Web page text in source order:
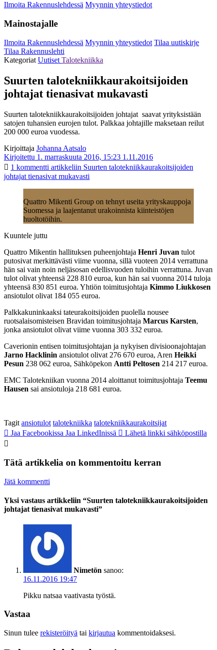
Ilmoita Rakennuslehdessä Myynnin yhteystiedot
Mainostajalle
Ilmoita Rakennuslehdessä Myynnin yhteystiedot Tilaa uutiskirje
Tilaa Rakennuslehti
Kategoriat Uutiset Talotekniikka
Suurten talotekniikkaurakoitsijoiden
johtajat tienasivat mukavasti
Suurten talotekniikkaurakoitsijoiden johtajat saavat yrityksistään
satojen tuhansien eurojen tulot. Palkkaa johtajille maksetaan reilut
200 000 euroa vuodessa.
Kirjoittaja Johanna Aatsalo
Kirjoitettu 1. marraskuuta 2016, 15:23 1.11.2016
1 kommentti artikkeliin Suurten talotekniikkaurakoitsijoiden
johtajat tienasivat mukavasti
Quattro Mikenti Group on tehnyt useita yrityskauppoja
Suomessa ja laajentanut urakoinnista kiinteistöjen
huoltotöihin.
Kuuntele juttu
Quattro Mikentin hallituksen puheenjohtaja Henri Juvan tulot
putosivat merkittävästi viime vuonna, sillä vuoteen 2014 verrattuna
hän sai vain noin neljäsosan edellisvuoden tuloihin verrattuna. Juvan
tulot olivat yhteensä 228 810 euroa, kun hän sai vuonna 2014 tuloja
yhteensä 830 851 euroa. Yhtiön toimitusjohtaja Kimmo Liukkosen
ansiotulot olivat 184 055 euroa.
Palkkakuninkaaksi tateurakoitsijoiden puolella nousee
ruotsalaisomisteisen Bravidan toimitusjohtaja Marcus Karsten,
jonka ansiotulot olivat viime vuonna 303 332 euroa.
Caverionin entisen toimitusjohtajan ja nykyisen divisioonajohtajan
Jarno Hacklinin ansiotulot olivat 276 670 euroa, Aren Heikki
Pesun 238 062 euroa, Sähköpekon Antti Peltosen 214 217 euroa.
EMC Talotekniikan vuonna 2014 aloittanut toimitusjohtaja Teemu
Hausen sai ansiotuloja 218 681 euroa.
Tagit ansiotulot talotekniikka talotekniikkaurakoitsijat
Jaa Facebookissa Jaa LinkedInissä Lähetä linkki sähköpostilla
Tätä artikkelia on kommentoitu kerran
Jätä kommentti
Yksi vastaus artikkeliin “Suurten talotekniikkaurakoitsijoiden
johtajat tienasivat mukavasti”
Nimetön sanoo:
16.11.2016 19:47
Pikku natsaa vaativasta työstä.
Vastaa
Sinun tulee rekisteröityä tai kirjautua kommentoidaksesi.